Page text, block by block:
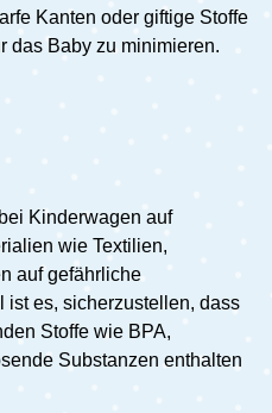
Kanten oder giftige Stoffe
das Baby zu minimieren.
Kinderwagen auf
wie Textilien,
auf gefährliche
ist es, sicherzustellen, dass
Stoffe wie BPA,
Substanzen enthalten